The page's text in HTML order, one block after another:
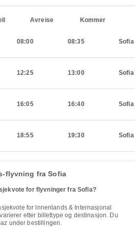
Avreise Kommer
08:00 08:35 Sofia
12:25 13:00 Sofia
16:05 16:40 Sofia
18:55 19:30 Sofia
flyvning fra Sofia
for flyvninger fra Sofia?
etter billettype og destinasjon. Du
under bestillingen.